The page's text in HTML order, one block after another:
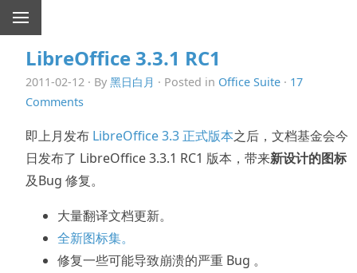
LibreOffice 3.3.1 RC1
2011-02-12 · By 黑日白月 · Posted in Office Suite · 17
Comments
即上月发布 LibreOffice 3.3 正式版本之后，文档基金会今
日发布了 LibreOffice 3.3.1 RC1 版本，带来新设计的图标
及Bug 修复。
大量翻译文档更新。
全新图标集。
修复一些可能导致崩溃的严重 Bug 。